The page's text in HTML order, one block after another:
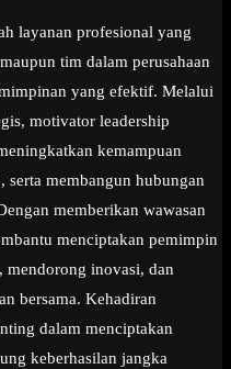
layanan profesional yang
tim dalam perusahaan
yang efektif. Melalui
motivator leadership
kemampuan
membangun hubungan
memberikan wawasan
menciptakan pemimpin
mendorong inovasi, dan
bersama. Kehadiran
dalam menciptakan
keberhasilan jangka